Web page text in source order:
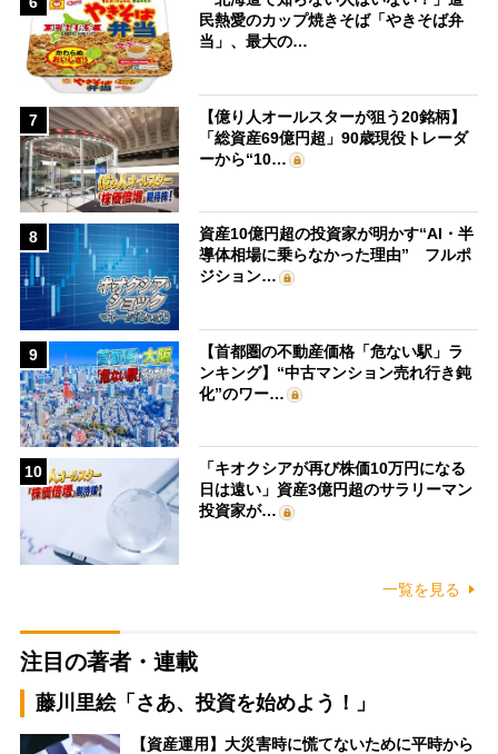
民熱愛のカップ焼きそば「やきそば弁
当」、最大の…
7
【億り人オールスターが狙う20銘柄】
「総資産69億円超」90歳現役トレーダ
ーから“10…
8
資産10億円超の投資家が明かす“AI・半
導体相場に乗らなかった理由” フルポ
ジション…
9
【首都圏の不動産価格「危ない駅」ラ
ンキング】“中古マンション売れ行き鈍
化”のワー…
10
「キオクシアが再び株価10万円になる
日は遠い」資産3億円超のサラリーマン
投資家が…
一覧を見る
注目の著者・連載
藤川里絵「さあ、投資を始めよう！」
【資産運用】大災害時に慌てないために平時から